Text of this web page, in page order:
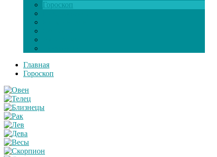
Гороскоп
Главная
Гороскоп